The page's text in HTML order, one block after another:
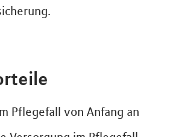
Pflegefall von Anfang an